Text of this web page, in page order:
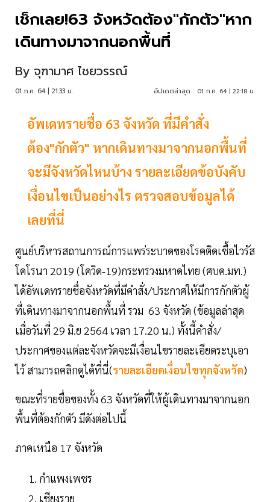
เช็กเลย!63 จังหวัดต้อง"กักตัว"หาก
เดินทางมาจากนอกพื้นที่
By จุฑามาศ ไชยวรรณ์
01 ก.ค. 64 | 21:33 น. อัปเดตล่าสุด : 01 ก.ค. 64 | 22:18 น.
อัพเดทรายชื่อ 63 จังหวัด ที่มีคำสั่ง
ต้อง"กักตัว" หากเดินทางมาจากนอกพื้นที่
จะมีจังหวัดไหนบ้าง รายละเอียดข้อบังคับ
เงื่อนไขเป็นอย่างไร ตรวจสอบข้อมูลได้
เลยที่นี่
ศูนย์บริหารสถานการณ์การแพร่ระบาดของโรคติดเชื้อไวรัส
โคโรนา 2019 (โควิด-19)กระทรวงมหาดไทย (ศบค.มท.)
ได้อัพเดทรายชื่อจังหวัดที่มีคำสั่ง/ประกาศให้มีการกักตัวผู้
ที่เดินทางมาจากนอกพื้นที่ รวม 63 จังหวัด (ข้อมูลล่าสุด
เมื่อวันที่ 29 มิ.ย 2564 เวลา 17.20 น.) ทั้งนี้คำสั่ง/
ประกาศของแต่ละจังหวัดจะมีเงื่อนไขรายละเอียดระบุเอา
ไว้ สามารถคลิกดูได้ที่นี่(รายละเอียดเงื่อนไขทุกจังหวัด)
ขณะที่รายชื่อของทั้ง 63 จังหวัดที่ให้ผู้เดินทางมาจากนอก
พื้นที่ต้องกักตัว มีดังต่อไปนี้
ภาคเหนือ 17 จังหวัด
กำแพงเพชร
เชียงราย